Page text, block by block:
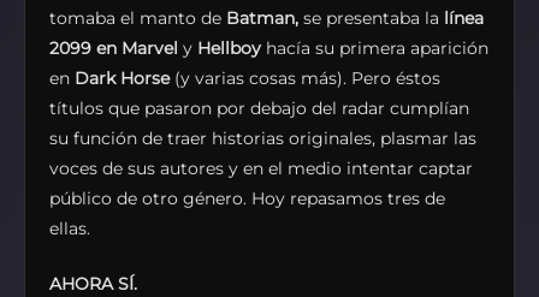
tomaba el manto de Batman, se presentaba la línea
2099 en Marvel y Hellboy hacía su primera aparición
en Dark Horse(y varias cosas más). Pero éstos
títulos que pasaron por debajo del radar cumplían
su función de traer historias originales, plasmar las
voces de sus autores y en el medio intentar captar
público de otro género. Hoy repasamos tres de
ellas.
AHORA SÍ.